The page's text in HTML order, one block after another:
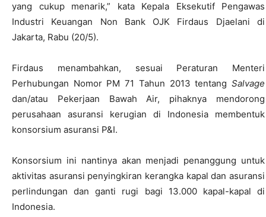
yang cukup menarik,” kata Kepala Eksekutif Pengawas
Industri Keuangan Non Bank OJK Firdaus Djaelani di
Jakarta, Rabu (20/5).
Firdaus menambahkan, sesuai Peraturan Menteri
Perhubungan Nomor PM 71 Tahun 2013 tentang Salvage
dan/atau Pekerjaan Bawah Air, pihaknya mendorong
perusahaan asuransi kerugian di Indonesia membentuk
konsorsium asuransi P&I.
Konsorsium ini nantinya akan menjadi penanggung untuk
aktivitas asuransi penyingkiran kerangka kapal dan asuransi
perlindungan dan ganti rugi bagi 13.000 kapal-kapal di
Indonesia.